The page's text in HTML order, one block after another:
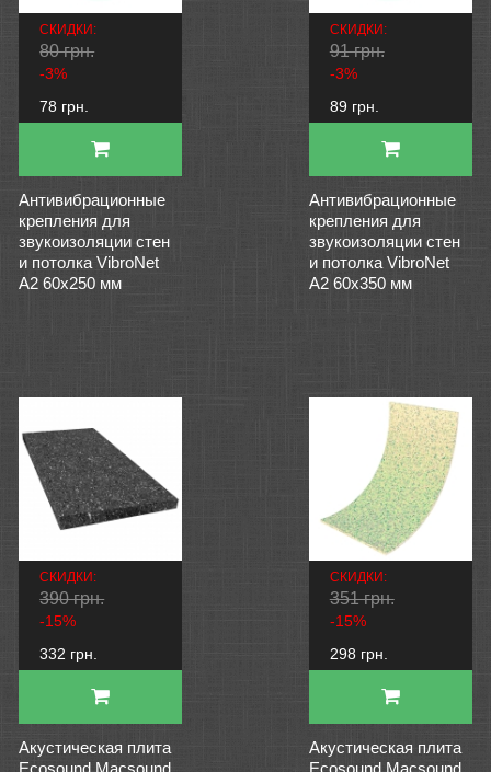
СКИДКИ:
80 грн.
-3%
78 грн.
Антивибрационные
крепления для
звукоизоляции стен
и потолка VibroNet
А2 60х250 мм
СКИДКИ:
91 грн.
-3%
89 грн.
Антивибрационные
крепления для
звукоизоляции стен
и потолка VibroNet
А2 60х350 мм
СКИДКИ:
390 грн.
-15%
332 грн.
Акустическая плита
Ecosound Macsound
СКИДКИ:
351 грн.
-15%
298 грн.
Акустическая плита
Ecosound Macsound